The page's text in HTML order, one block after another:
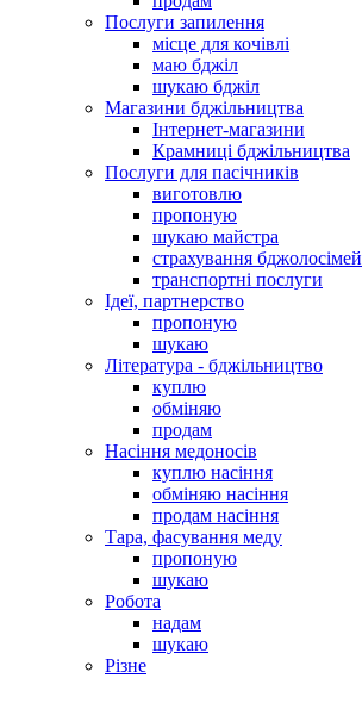
Послуги запилення
місце для кочівлі
маю бджіл
шукаю бджіл
Магазини бджільництва
Інтернет-магазини
Крамниці бджільництва
Послуги для пасічників
виготовлю
пропоную
шукаю майстра
страхування бджолосімей
транспортні послуги
Ідеї, партнерство
пропоную
шукаю
Література - бджільництво
куплю
обміняю
продам
Насіння медоносів
куплю насіння
обміняю насіння
продам насіння
Тара, фасування меду
пропоную
шукаю
Робота
надам
шукаю
Різне